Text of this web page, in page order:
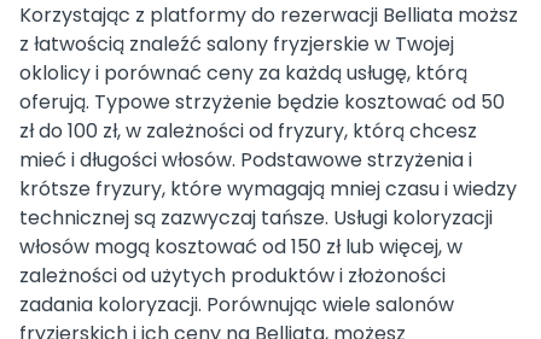
Korzystając z platformy do rezerwacji Belliata moższ
z łatwością znaleźć salony fryzjerskie w Twojej
oklolicy i porównać ceny za każdą usługę, którą
oferują. Typowe strzyżenie będzie kosztować od 50
zł do 100 zł, w zależności od fryzury, którą chcesz
mieć i długości włosów. Podstawowe strzyżenia i
krótsze fryzury, które wymagają mniej czasu i wiedzy
technicznej są zazwyczaj tańsze. Usługi koloryzacji
włosów mogą kosztować od 150 zł lub więcej, w
zależności od użytych produktów i złożoności
zadania koloryzacji. Porównując wiele salonów